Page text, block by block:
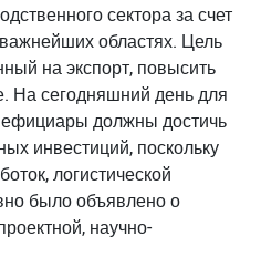
сектора за счет
областях. Цель
на экспорт, повысить
На сегодняшний день для
должны достичь
инвестиций, поскольку
логистической
было объявлено о
научно-